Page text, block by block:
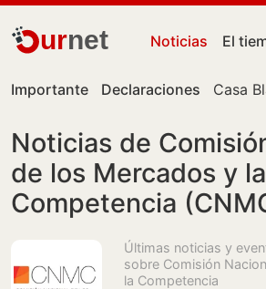
urnet Noticias El
Importante Declaraciones Casa
Noticias de
de los Mercados y la
Competencia
Últimas noticias y
sobre Comisión
la Competencia